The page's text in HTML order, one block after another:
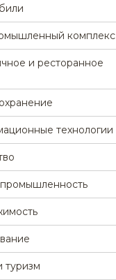
комплекс
и ресторанное
технологии
туризм